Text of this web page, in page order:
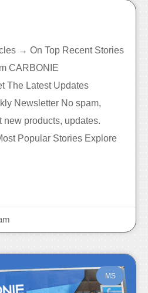
→ On Top Recent Stories
CARBONIE
The Latest Updates
Newsletter No spam,
products, updates.
Popular Stories Explore
MS